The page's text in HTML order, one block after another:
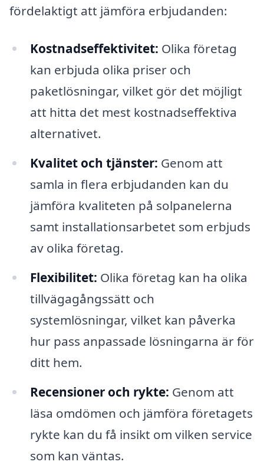
fördelaktigt att jämföra erbjudanden:
Kostnadseffektivitet: Olika företag
kan erbjuda olika priser och
paketlösningar, vilket gör det möjligt
att hitta det mest kostnadseffektiva
alternativet.
Kvalitet och tjänster: Genom att
samla in flera erbjudanden kan du
jämföra kvaliteten på solpanelerna
samt installationsarbetet som erbjuds
av olika företag.
Flexibilitet: Olika företag kan ha olika
tillvägagångssätt och
systemlösningar, vilket kan påverka
hur pass anpassade lösningarna är för
ditt hem.
Recensioner och rykte: Genom att
läsa omdömen och jämföra företagets
rykte kan du få insikt om vilken service
som kan väntas.